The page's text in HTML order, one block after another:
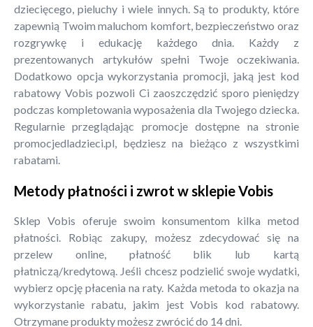
dziecięcego, pieluchy i wiele innych. Są to produkty, które
zapewnią Twoim maluchom komfort, bezpieczeństwo oraz
rozgrywkę i edukację każdego dnia. Każdy z
prezentowanych artykułów spełni Twoje oczekiwania.
Dodatkowo opcja wykorzystania promocji, jaką jest kod
rabatowy Vobis pozwoli Ci zaoszczędzić sporo pieniędzy
podczas kompletowania wyposażenia dla Twojego dziecka.
Regularnie przeglądając promocje dostępne na stronie
promocjedladzieci.pl, będziesz na bieżąco z wszystkimi
rabatami.
Metody płatności i zwrot w sklepie Vobis
Sklep Vobis oferuje swoim konsumentom kilka metod
płatności. Robiąc zakupy, możesz zdecydować się na
przelew online, płatność blik lub kartą
płatniczą/kredytową. Jeśli chcesz podzielić swoje wydatki,
wybierz opcję płacenia na raty. Każda metoda to okazja na
wykorzystanie rabatu, jakim jest Vobis kod rabatowy.
Otrzymane produkty możesz zwrócić do 14 dni.